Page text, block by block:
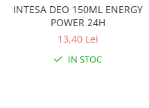
INTESA DEO 150ML ENERGY
POWER 24H
13,40 Lei
IN STOC